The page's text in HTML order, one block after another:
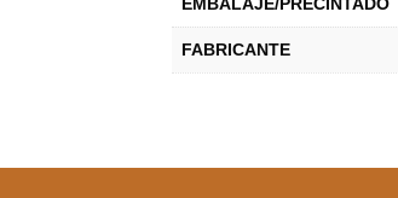
FABRICANTE